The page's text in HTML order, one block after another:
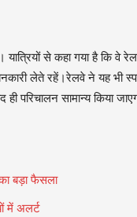
से कहा गया है कि वे
लेते रहें।रेलवे ने यह भी
परिचालन सामान्य किया
बड़ा फैसला
में अलर्ट